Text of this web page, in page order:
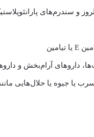
و سندرم‌های
داروهای آرام‌بخش و
یا جیوه یا حلال‌هایی